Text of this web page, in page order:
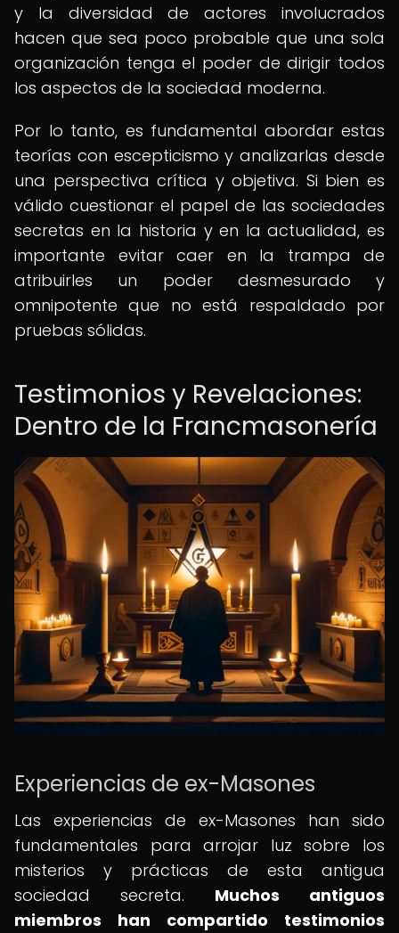
y la diversidad de actores involucrados
hacen que sea poco probable que una sola
organización tenga el poder de dirigir todos
los aspectos de la sociedad moderna.
Por lo tanto, es fundamental abordar estas
teorías con escepticismo y analizarlas desde
una perspectiva crítica y objetiva. Si bien es
válido cuestionar el papel de las sociedades
secretas en la historia y en la actualidad, es
importante evitar caer en la trampa de
atribuirles un poder desmesurado y
omnipotente que no está respaldado por
pruebas sólidas.
Testimonios y Revelaciones:
Dentro de la Francmasonería
Experiencias de ex-Masones
Las experiencias de ex-Masones han sido
fundamentales para arrojar luz sobre los
misterios y prácticas de esta antigua
sociedad secreta. Muchos antiguos
miembros han compartido testimonios